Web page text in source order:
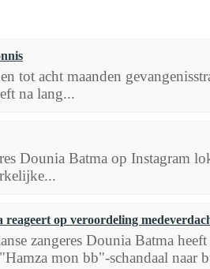
tot acht maanden
na lang...
Dounia Batma op Instagram
reageert op veroordeling
zangeres Dounia Batma
mon bb"-schandaal naar